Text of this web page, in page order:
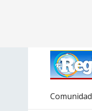
Comunidad